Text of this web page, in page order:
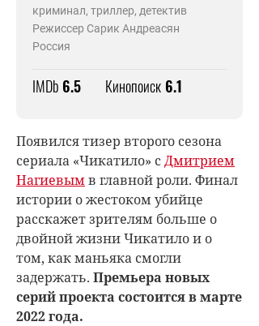
криминал, триллер, детектив
Режиссер Сарик Андреасян
Россия
IMDb 6.5 Кинопоиск 6.1
Появился тизер второго сезона
сериала «Чикатило» сДмитрием
Нагиевымв главной роли. Финал
истории о жестоком убийце
расскажет зрителям больше о
двойной жизни Чикатило и о
том, как маньяка смогли
задержать. Премьера новых
серий проекта состоится в марте
2022 года.